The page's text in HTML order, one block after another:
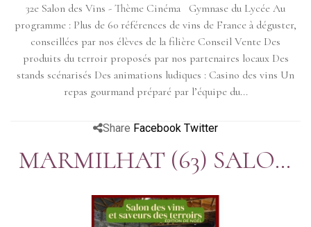
32e Salon des Vins - Thème Cinéma Gymnase du Lycée Au
programme : Plus de 60 références de vins de France à déguster,
conseillées par nos élèves de la filière Conseil Vente Des
produits du terroir proposés par nos partenaires locaux Des
stands scénarisés Des animations ludiques : Casino des vins Un
repas gourmand préparé par l’équipe du...
Share Facebook Twitter
MARMILHAT (63) SALON
DES VINS